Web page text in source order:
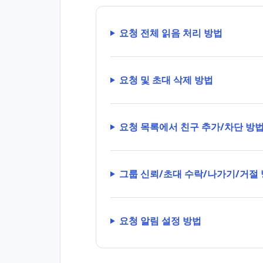
요청 전체 읽음 처리 방법
요청 및 초대 삭제 방법
요청 목록에서 친구 추가/차단 방법
그룹 신뢰/초대 수락/나가기/거절
요청 알림 설정 방법